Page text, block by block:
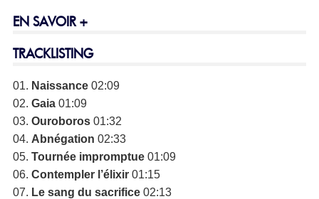
EN SAVOIR +
TRACKLISTING
01. Naissance02:09
02. Gaia01:09
03. Ouroboros01:32
04. Abnégation 02:33
05. Tournée impromptue01:09
06. Contempler l’élixir01:15
07. Le sang du sacrifice02:13